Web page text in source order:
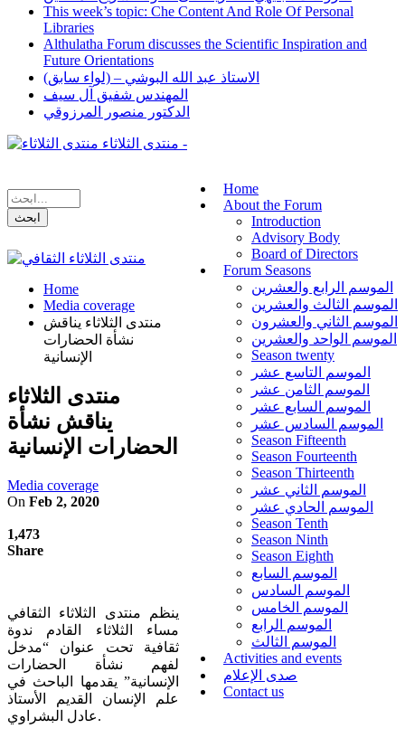
This week’s topic: Che Content And Role Of Personal
Libraries
Althulatha Forum discusses the Scientific Inspiration and
Future Orientations
الاستاذ عبد الله البوشي – (لواء سابق)
المهندس شفيق آل سيف
الدكتور منصور المرزوقي
منتدى الثلاثاء -
Home
About the Forum
Introduction
Advisory Body
Board of Directors
Forum Seasons
الموسم الرابع والعشرين
الموسم الثالث والعشرين
الموسم الثاني والعشرون
الموسم الواحد والعشرين
Season twenty
الموسم التاسع عشر
الموسم الثامن عشر
الموسم السابع عشر
الموسم السادس عشر
Season Fifteenth
Season Fourteenth
Season Thirteenth
الموسم الثاني عشر
الموسم الحادي عشر
Season Tenth
Season Ninth
Season Eighth
الموسم السابع
الموسم السادس
الموسم الخامس
الموسم الرابع
الموسم الثالث
Activities and events
صدى الإعلام
Contact us
Home
Media coverage
منتدى الثلاثاء يناقش
نشأة الحضارات
الإنسانية
منتدى الثلاثاء
يناقش نشأة
الحضارات الإنسانية
Media coverage
On Feb 2, 2020
1,473
Share
ينظم منتدى الثلاثاء الثقافي
مساء الثلاثاء القادم ندوة
ثقافية تحت عنوان “مدخل
لفهم نشأة الحضارات
الإنسانية” يقدمها الباحث في
علم الإنسان القديم الأستاذ
عادل البشراوي.